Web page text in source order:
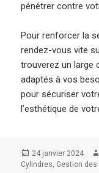
pénétrer contre
Pour renforcer la
rendez-vous vite
trouverez un large
adaptés à vos
pour sécuriser
l’esthétique de
Publié
le
24 janvier 2024
Cylindres, Gestion